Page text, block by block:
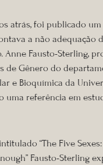
atrás, foi publicado
a não adequação
Anne Fausto-Sterling,
de Gênero do
e Bioquímica da
uma referência em
“The Five
Fausto-Sterling